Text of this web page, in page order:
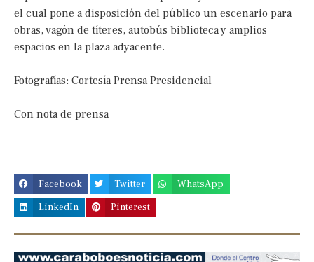
el cual pone a disposición del público un escenario para
obras, vagón de títeres, autobús biblioteca y amplios
espacios en la plaza adyacente.
Fotografías: Cortesía Prensa Presidencial
Con nota de prensa
Facebook Twitter
WhatsApp
LinkedIn
Pinterest